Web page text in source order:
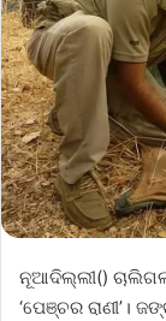
ନୂଆଦିଲ୍ଲୀ()
‘ପେଞ୍ଚର ରାଣୀ’।